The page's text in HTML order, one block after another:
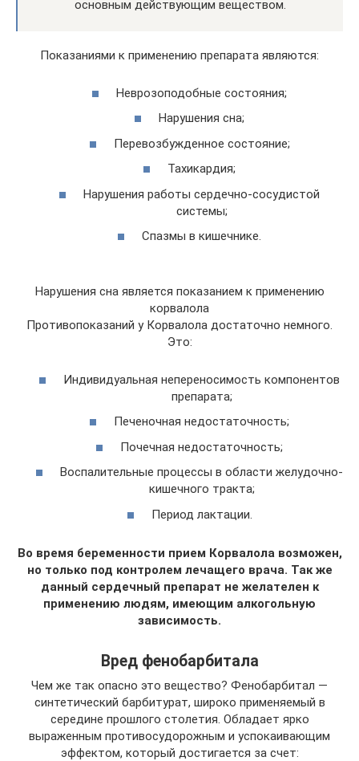
основным действующим веществом.
Показаниями к применению препарата являются:
Неврозоподобные состояния;
Нарушения сна;
Перевозбужденное состояние;
Тахикардия;
Нарушения работы сердечно-сосудистой
системы;
Спазмы в кишечнике.
Нарушения сна является показанием к применению
корвалола
Противопоказаний у Корвалола достаточно немного.
Это:
Индивидуальная непереносимость компонентов
препарата;
Печеночная недостаточность;
Почечная недостаточность;
Воспалительные процессы в области желудочно-
кишечного тракта;
Период лактации.
Во время беременности прием Корвалола возможен,
но только под контролем лечащего врача. Так же
данный сердечный препарат не желателен к
применению людям, имеющим алкогольную
зависимость.
Вред фенобарбитала
Чем же так опасно это вещество? Фенобарбитал —
синтетический барбитурат, широко применяемый в
середине прошлого столетия. Обладает ярко
выраженным противосудорожным и успокаивающим
эффектом, который достигается за счет: